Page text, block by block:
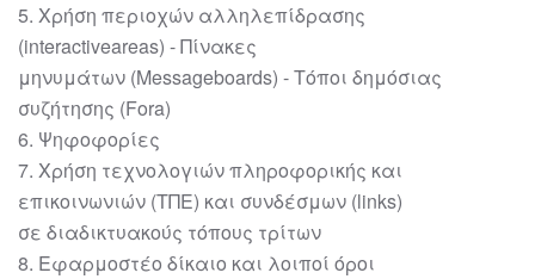
5. Χρήση περιοχών αλληλεπίδρασης
(interactiveareas) -Πίνακες
μηνυμάτων (Messageboards) -Τόποι δημόσιας
συζήτησης (Fora)
6. Ψηφοφορίες
7. Χρήση τεχνολογιών πληροφορικής και
επικοινωνιών (ΤΠΕ) και συνδέσμων (links)
σε διαδικτυακούς τόπους τρίτων
8. Εφαρμοστέο δίκαιο και λοιποί όροι